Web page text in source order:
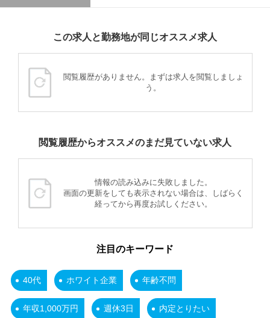
この求人と勤務地が同じオススメ求人
閲覧履歴がありません。まずは求人を閲覧しましょ
う。
閲覧履歴からオススメのまだ見ていない求人
情報の読み込みに失敗しました。
画面の更新をしても表示されない場合は、しばらく
経ってから再度お試しください。
注目のキーワード
40代 ホワイト企業 年齢不問
年収1,000万円 週休3日 内定とりたい